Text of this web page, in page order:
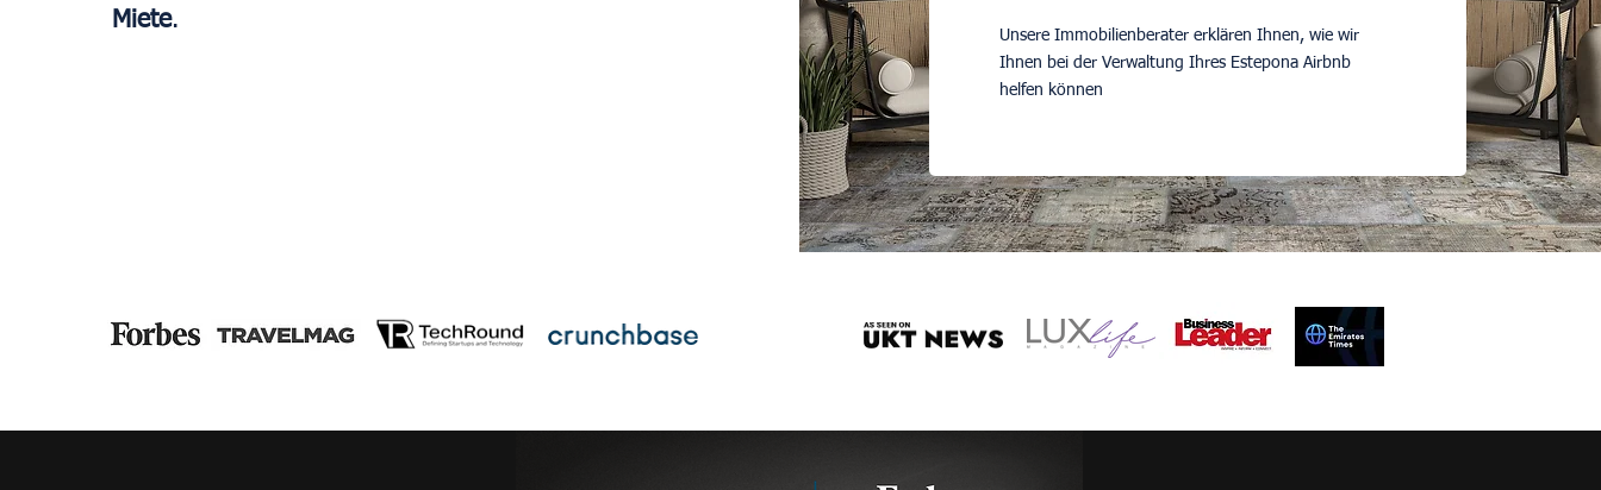
Miete.
Unsere Immobilienberater erklären Ihnen, wie wir
Ihnen bei der Verwaltung Ihres Estepona Airbnb
helfen können